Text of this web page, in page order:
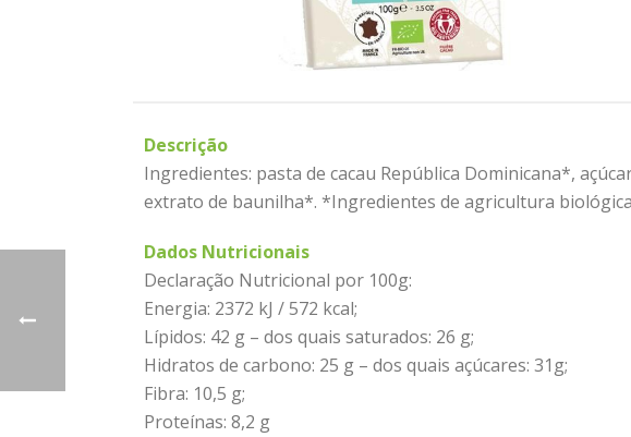
Descrição
Ingredientes: pasta de cacau República Dominicana*,
extrato de baunilha*. *Ingredientes de agricultura
Dados Nutricionais
Declaração Nutricional por 100g:
Energia: 2372 kJ / 572 kcal;
Lípidos: 42 g – dos quais saturados: 26 g;
Hidratos de carbono: 25 g – dos quais açúcares: 31g;
Fibra: 10,5 g;
Proteínas: 8,2 g